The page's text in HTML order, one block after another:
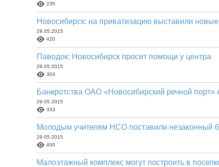
235
Новосибирск: на приватизацию выставили
29.05.2015
420
Паводок: Новосибирск просит помощи у центра
29.05.2015
303
Банкротства ОАО «Новосибирский речной порт»
29.05.2015
333
Молодым учителям НСО поставили незаконный
29.05.2015
400
Малоэтажный комплекс могут построить в